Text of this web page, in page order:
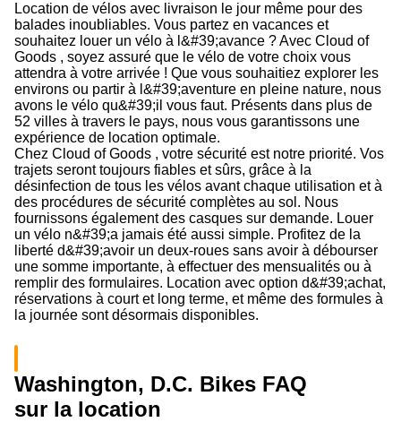
Location de vélos avec livraison le jour même pour des
balades inoubliables. Vous partez en vacances et
souhaitez louer un vélo à l&#39;avance ? Avec Cloud of
Goods , soyez assuré que le vélo de votre choix vous
attendra à votre arrivée ! Que vous souhaitiez explorer les
environs ou partir à l&#39;aventure en pleine nature, nous
avons le vélo qu&#39;il vous faut. Présents dans plus de
52 villes à travers le pays, nous vous garantissons une
expérience de location optimale.
Chez Cloud of Goods , votre sécurité est notre priorité. Vos
trajets seront toujours fiables et sûrs, grâce à la
désinfection de tous les vélos avant chaque utilisation et à
des procédures de sécurité complètes au sol. Nous
fournissons également des casques sur demande. Louer
un vélo n&#39;a jamais été aussi simple. Profitez de la
liberté d&#39;avoir un deux-roues sans avoir à débourser
une somme importante, à effectuer des mensualités ou à
remplir des formulaires. Location avec option d&#39;achat,
réservations à court et long terme, et même des formules à
la journée sont désormais disponibles.
Washington, D.C. Bikes FAQ
sur la location